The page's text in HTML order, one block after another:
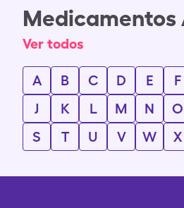
Medicamentos
Ver todos
A B C D E F
J
K L M N O
S
T U V W X